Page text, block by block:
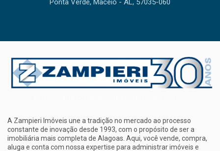
Ponta Verde, Maceió - AL, 57035-060
A Zampieri Imóveis une a tradição no mercado ao processo
constante de inovação desde 1993, com o propósito de ser a
imobiliária mais completa de Alagoas. Aqui, você vende, compra,
aluga e conta com nossa expertise para administrar imóveis e